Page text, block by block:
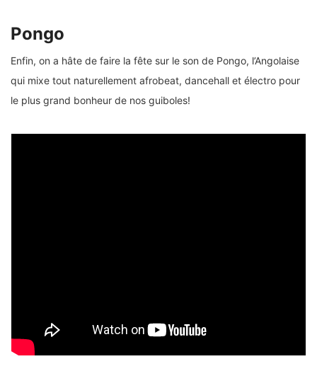
Pongo
Enfin, on a hâte de faire la fête sur le son de Pongo, l’Angolaise
qui mixe tout naturellement afrobeat, dancehall et électro pour
le plus grand bonheur de nos guiboles!